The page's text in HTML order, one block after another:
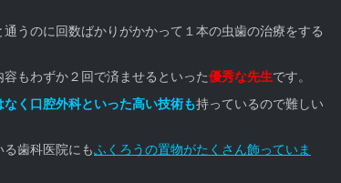
うのに回数ばかりがかかって１本の虫歯の治療をする
もわずか２回で済ませるといった優秀な先生です。
く口腔外科といった高い技術も持っているので難しい
歯科医院にもふくろうの置物がたくさん飾っていま